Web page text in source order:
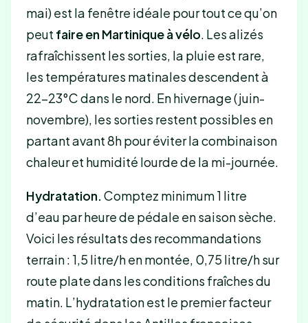
mai) est la fenêtre idéale pour tout ce qu’on
peut faire en Martinique à vélo. Les alizés
rafraîchissent les sorties, la pluie est rare,
les températures matinales descendent à
22-23°C dans le nord. En hivernage (juin-
novembre), les sorties restent possibles en
partant avant 8h pour éviter la combinaison
chaleur et humidité lourde de la mi-journée.
Hydratation.Comptez minimum 1 litre
d’eau par heure de pédale en saison sèche.
Voici les résultats des recommandations
terrain : 1,5 litre/h en montée, 0,75 litre/h sur
route plate dans les conditions fraîches du
matin. L’hydratation est le premier facteur